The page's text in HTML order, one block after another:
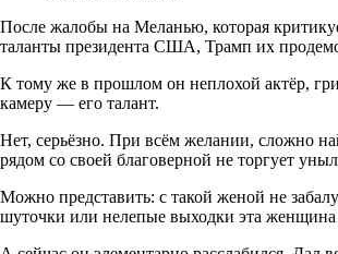
После жалобы на Меланью, которая
таланты президента США, Трамп их
К тому же в прошлом он неплохой актёр,
камеру — его талант.
Нет, серьёзно. При всём желании, сложно
рядом со своей благоверной не торгует
Можно представить: с такой женой не
шуточки или нелепые выходки эта женщина